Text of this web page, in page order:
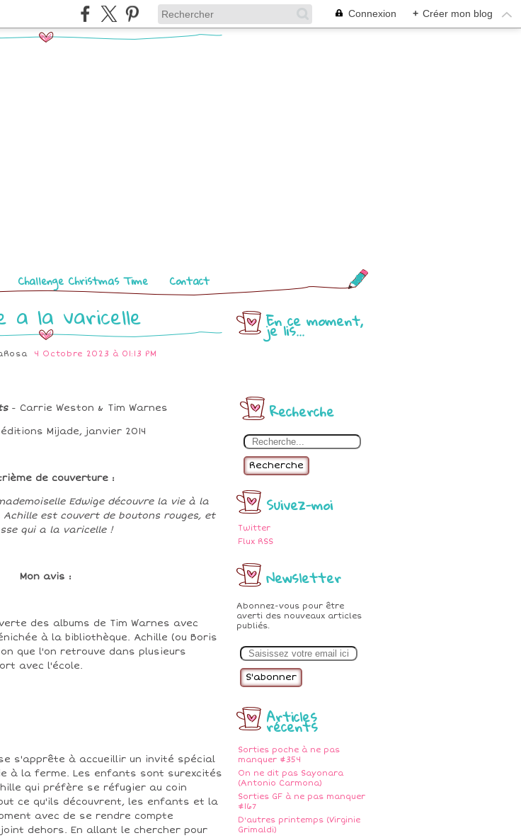
Connexion + Créer mon blog
Challenge Christmas Time Contact
En ce moment,
je lis...
Recherche
Recherche
Suivez-moi
Twitter
Flux RSS
Newsletter
Abonnez-vous pour être
averti des nouveaux articles
publiés.
m
Articles
récents
Sorties poche à ne pas
manquer #354
On ne dit pas Sayonara
(Antonio Carmona)
Sorties GF à ne pas manquer
#167
D'autres printemps (Virginie
Grimaldi)
a la varicelle
4 Octobre 2023 à 01:13 PM
- Carrie Weston & Tim Warnes
Mijade, janvier 2014
de couverture :
Edwige découvre la vie à la
est couvert de boutons rouges, et
qui a la varicelle !
Mon avis :
des albums de Tim Warnes avec
à la bibliothèque. Achille (ou Boris
que l'on retrouve dans plusieurs
avec l'école.
s'apprête à accueillir un invité spécial
à la ferme. Les enfants sont surexcités
qui préfère se réfugier au coin
ce qu'ils découvrent, les enfants et la
avec de se rendre compte
dehors. En allant le chercher pour